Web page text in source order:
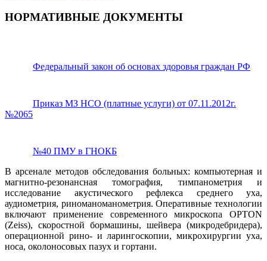
НОРМАТИВНЫЕ ДОКУМЕНТЫ
Федеральный закон об основах здоровья граждан РФ
Приказ МЗ НСО (платные услуги) от 07.11.2012г.
№2065
№40 ПМУ в ГНОКБ
В арсенале методов обследования больных: компьютерная и
магнитно-резонансная томография, тимпанометрия и
исследование акустического рефлекса среднего уха,
аудиометрия, риноманоманометрия. Оперативные технологии
включают применение современного микроскопа OPTON
(Zeiss), скоростной бормашины, шейвера (микродебридера),
операционной рино- и ларингоскопии, микрохирургии уха,
носа, околоносовых пазух и гортани.